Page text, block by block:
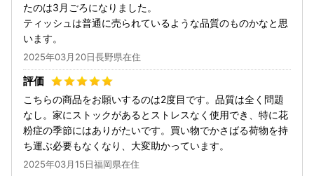
たのは3月ごろになりました。
ティッシュは普通に売られているような品質のものかなと思
います。
2025年03月20日長野県在住
こちらの商品をお願いするのは2度目です。品質は全く問題
なし。家にストックがあるとストレスなく使用でき、特に花
粉症の季節にはありがたいです。買い物でかさばる荷物を持
ち運ぶ必要もなくなり、大変助かっています。
2025年03月15日福岡県在住